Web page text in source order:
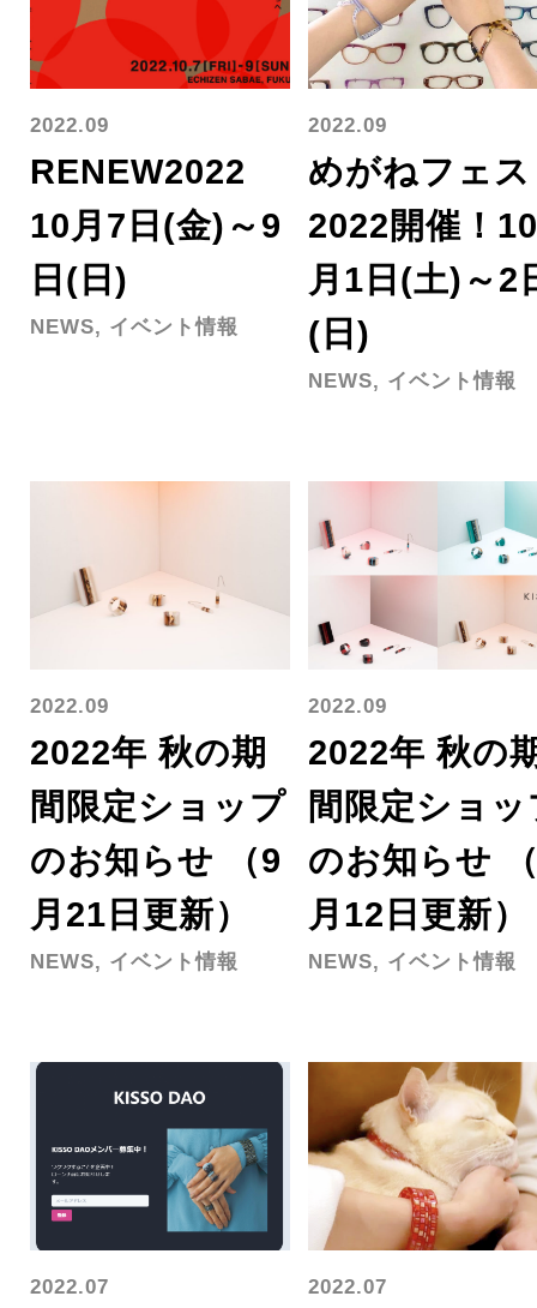
2022.09
RENEW2022
10月7日(金)～9
日(日)
NEWS, イベント情報
2022.09
めがねフェス
2022開催！10
月1日(土)～2
(日)
NEWS, イベント情報
2022.09
2022年 秋の期
間限定ショップ
のお知らせ （9
月21日更新）
NEWS, イベント情報
2022.09
2022年 秋の
間限定ショッ
のお知らせ
月12日更新）
NEWS, イベント情報
2022.07 2022.07